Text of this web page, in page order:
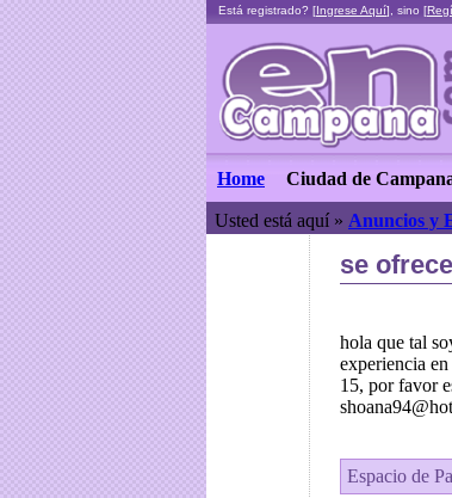
Está registrado? [Ingrese Aquí], sino [
Home Ciudad de
Usted está aquí » Anuncios y
se
hola que tal
experiencia
15, por favor
Espacio de